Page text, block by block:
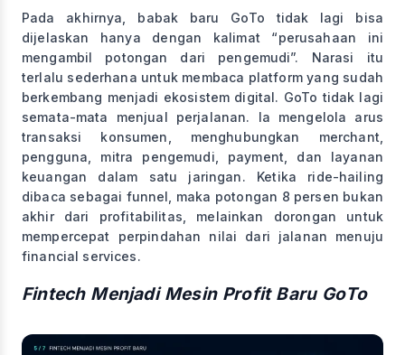
Pada akhirnya, babak baru GoTo tidak lagi bisa
dijelaskan hanya dengan kalimat “perusahaan ini
mengambil potongan dari pengemudi”. Narasi itu
terlalu sederhana untuk membaca platform yang sudah
berkembang menjadi ekosistem digital. GoTo tidak lagi
semata-mata menjual perjalanan. Ia mengelola arus
transaksi konsumen, menghubungkan merchant,
pengguna, mitra pengemudi, payment, dan layanan
keuangan dalam satu jaringan. Ketika ride-hailing
dibaca sebagai funnel, maka potongan 8 persen bukan
akhir dari profitabilitas, melainkan dorongan untuk
mempercepat perpindahan nilai dari jalanan menuju
financial services.
Fintech Menjadi Mesin Profit Baru GoTo